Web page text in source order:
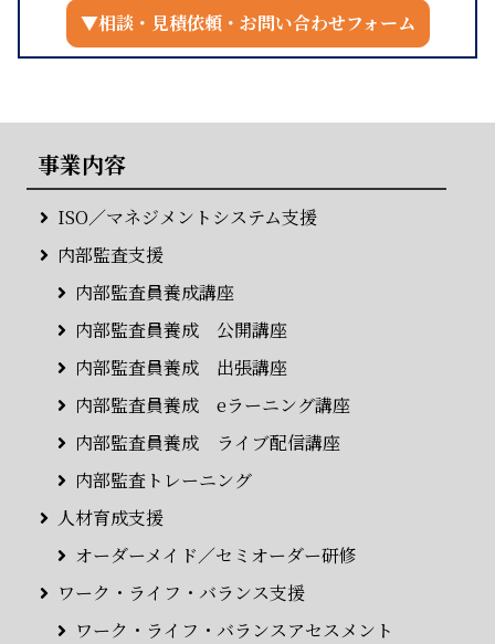
▼相談・見積依頼・お問い合わせフォーム
事業内容
ISO／マネジメントシステム支援
内部監査支援
内部監査員養成講座
内部監査員養成 公開講座
内部監査員養成 出張講座
内部監査員養成 eラーニング講座
内部監査員養成 ライブ配信講座
内部監査トレーニング
人材育成支援
オーダーメイド／セミオーダー研修
ワーク・ライフ・バランス支援
ワーク・ライフ・バランスアセスメント